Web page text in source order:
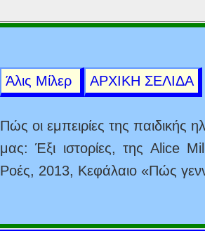
Άλις Μίλερ ΑΡΧΙΚΗ ΣΕΛΙΔΑ
Πώς οι εμπειρίες της παιδικής
μας: Έξι ιστορίες, της Alice
Ροές, 2013, Κεφάλαιο «Πώς